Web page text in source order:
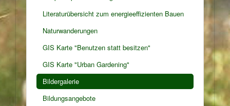
Literaturübersicht zum energieeffizienten Bauen
Naturwanderungen
GIS Karte "Benutzen statt besitzen"
GIS Karte "Urban Gardening"
Bildergalerie
Bildungsangebote